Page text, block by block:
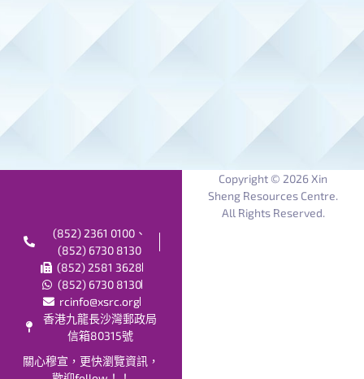
Copyright © 2026 Xin
Sheng Resources Centre.
All Rights Reserved.
(852) 2361 0100、
(852) 6730 8130
(852) 2581 3628
(852) 6730 8130
rcinfo@xsrc.org
香港九龍長沙灣郵政局
信箱80315號
關心穆宣，更快瀏覽資訊，